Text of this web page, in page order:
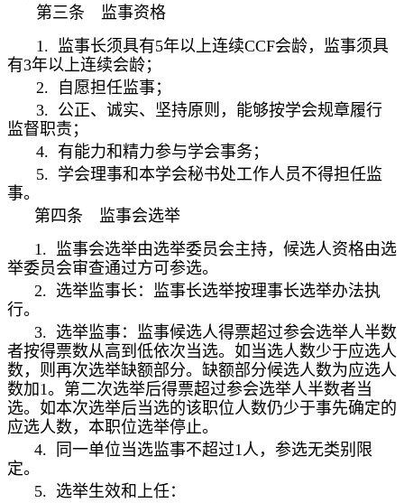
第三条 监事资格
1.
监事长须具有5年以上连续CCF会龄，监事须具
有3年以上连续会龄；
2.
自愿担任监事；
3. 公正、诚实、坚持原则，能够按学会规章履行
监督职责；
4. 有能力和精力参与学会事务；
5. 学会理事和本学会秘书处工作人员不得担任监
事。
第四条 监事会选举
1.
监事会选举由选举委员会主持，候选人资格由选
举委员会审查通过方可参选。
2. 选举监事长：监事长选举按理事长选举办法执
行。
3. 选举监事：监事候选人得票超过参会选举人半数
者按得票数从高到低依次当选。如当选人数少于应选人
数，则再次选举缺额部分。缺额部分候选人数为应选人
数加1。第二次选举后得票超过参会选举人半数者当
选。如本次选举后当选的该职位人数仍少于事先确定的
应选人数，本职位选举停止。
4.
同一单位当选监事不超过1 人，参选无类别限
定。
5. 选举生效和上任：